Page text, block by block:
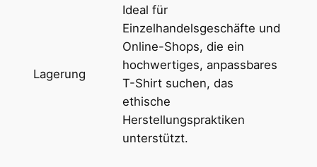
tLagerung
Ideal für
Einzelhandelsgeschäfte und
Online-Shops, die ein
hochwertiges, anpassbares
T-Shirt suchen, das
ethische
Herstellungspraktiken
unterstützt.